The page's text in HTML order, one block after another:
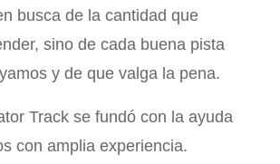
busca de la cantidad que
sino de cada buena pista
y de que valga la pena.
Track se fundó con la ayuda
con amplia experiencia.